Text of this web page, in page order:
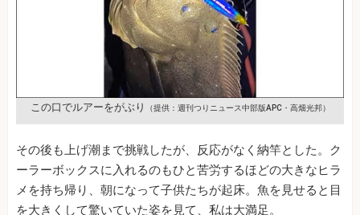
この口でルアーをがぶり （提供：週刊つりニュース中部版APC・高畑光邦）
その後も上げ潮まで挑戦したが、反応がなく納竿とした。ク
ーラーボックスに入れるのもひと苦労するほどの大きなヒラ
メを持ち帰り、朝になって子供たちが起床。魚を見せると目
を大きくして驚いていた姿を見て、私は大満足。